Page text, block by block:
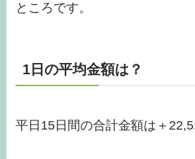
ところです。
1日の平均金額は？
平日15日間の合計金額は＋